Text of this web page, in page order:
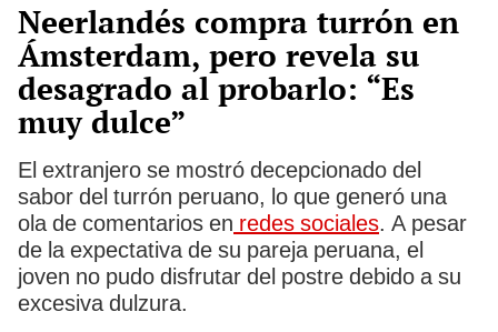
Neerlandés compra turrón en
Ámsterdam, pero revela su
desagrado al probarlo: “Es
muy dulce”
El extranjero se mostró decepcionado del
sabor del turrón peruano, lo que generó una
ola de comentarios en redes sociales. A pesar
de la expectativa de su pareja peruana, el
joven no pudo disfrutar del postre debido a su
excesiva dulzura.